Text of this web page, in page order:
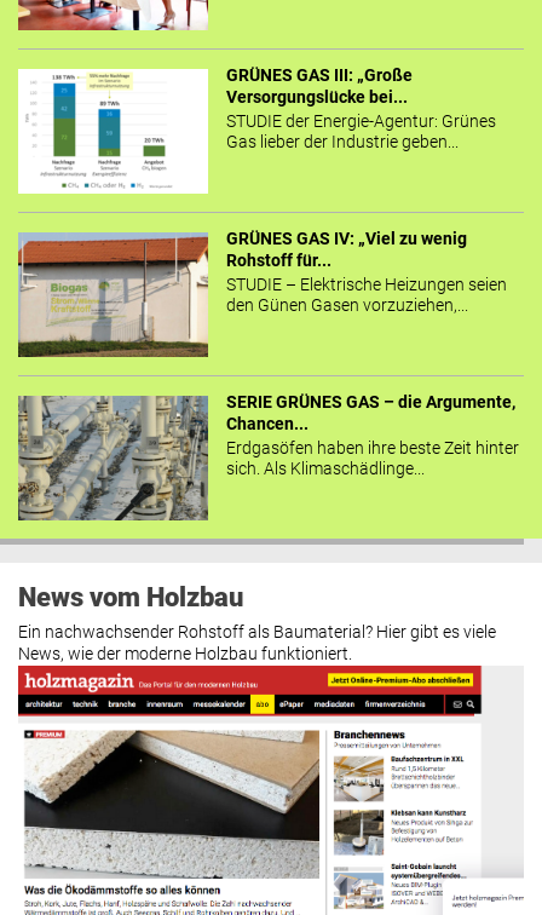
GRÜNES GAS III: „Große
Versorgungslücke bei...
STUDIE der Energie-Agentur: Grünes
Gas lieber der Industrie geben...
GRÜNES GAS IV: „Viel zu wenig
Rohstoff für...
STUDIE – Elektrische Heizungen seien
den Günen Gasen vorzuziehen,...
SERIE GRÜNES GAS – die Argumente,
Chancen...
Erdgasöfen haben ihre beste Zeit hinter
sich. Als Klimaschädlinge...
News vom Holzbau
Ein nachwachsender Rohstoff als Baumaterial? Hier gibt es viele
News, wie der moderne Holzbau funktioniert.